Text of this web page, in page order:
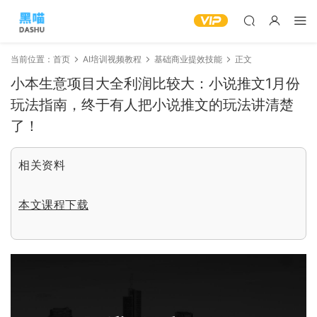
当前位置： 首页 AI培训视频教程 基础商业提效技能 正文
小本生意项目大全利润比较大：小说推文1月份
玩法指南，终于有人把小说推文的玩法讲清楚
了！
相关资料
本文课程下载